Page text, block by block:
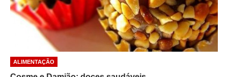
ALIMENTAÇÃO